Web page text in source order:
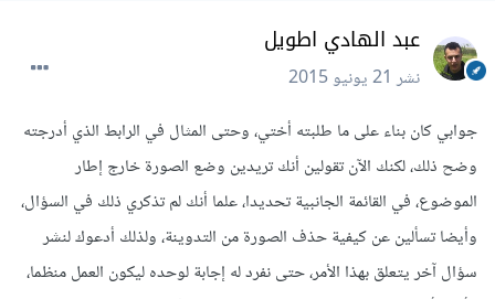
عبد الهادي اطويل
نشر21 يونيو 2015
جوابي كان بناء على ما طلبته أختي، وحتى المثال في الرابط الذي أدرجته
وضح ذلك، لكنك الآن تقولين أنك تريدين وضع الصورة خارج إطار
الموضوع، في القائمة الجانبية تحديدا، علما أنك لم تذكري ذلك في السؤال،
وأيضا تسألين عن كيفية حذف الصورة من التدوينة، ولذلك أدعوك لنشر
سؤال آخر يتعلق بهذا الأمر، حتى نفرد له إجابة لوحده ليكون العمل منظما،